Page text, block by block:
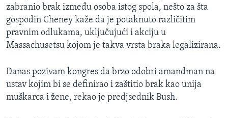
Jezici
zabranio brak između osoba istog spola, nešto za šta
gospodin Cheney kaže da je potaknuto različitim
pravnim odlukama, uključujući i akciju u
Massachusetsu kojom je takva vrsta braka legalizirana.
Danas pozivam kongres da brzo odobri amandman na
ustav kojim bi se definirao i zaštitio brak kao unija
muškarca i žene, rekao je predjsednik Bush.